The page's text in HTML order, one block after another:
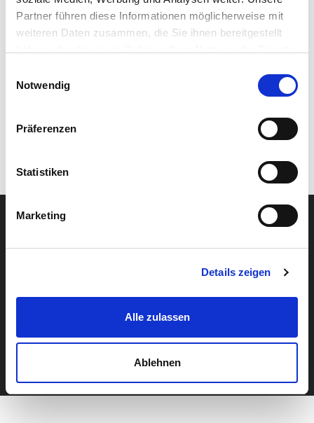
Partner führen diese Informationen möglicherweise mit
weiteren Daten zusammen, die Sie ihnen bereitgestellt
Impressum
Notwendig
Präferenzen
Statistiken
Marketing
Details zeigen
Alle zulassen
Ablehnen
E-Mail-Adresse
Ich möchte benachrichtigt werden, wenn
stattfindet und akzeptiere die
Vormerken für Praktikumswoche
Home Hilfe Impressum Datenschutz
© 2026 Praktikumswoche powered by stafftastic GmbH